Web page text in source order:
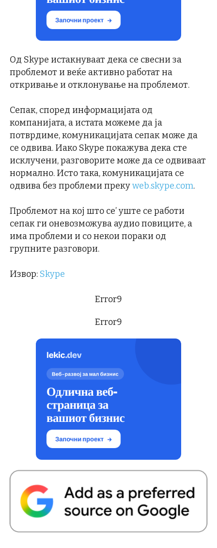
Од Skype истакнуваат дека се свесни за
проблемот и веќе активно работат на
откривање и отклонување на проблемот.
Сепак, според информацијата од
компанијата, а истата можеме да ја
потврдиме, комуникацијата сепак може да
се одвива. Иако Skype покажува дека сте
исклучени, разговорите може да се одвиваат
нормално. Исто така, комуникацијата се
одвива без проблеми прекуweb.skype.com.
Проблемот на кој што се’ уште се работи
сепак ги оневозможува аудио повиците, а
има проблеми и со некои пораки од
групните разговори.
Извор: Skype
Error9
Error9